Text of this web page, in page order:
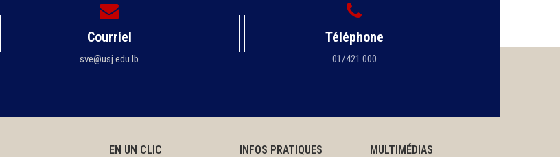
Courriel
sve@usj.edu.lb
Téléphone
01/421 000
EN UN CLIC INFOS PRATIQUES MULTIMÉDIAS